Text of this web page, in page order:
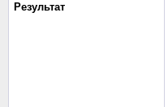
Результат